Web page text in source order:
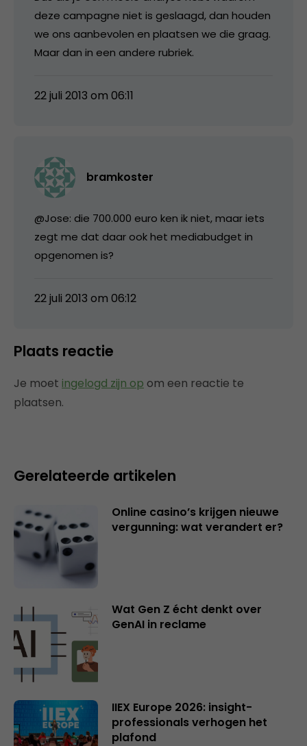
deze campagne niet is geslaagd, dan houden
we ons aanbevolen en plaatsen we die graag.
Maar dan in een andere rubriek.
22 juli 2013 om 06:11
bramkoster
@Jose: die 700.000 euro ken ik niet, maar iets
zegt me dat daar ook het mediabudget in
opgenomen is?
22 juli 2013 om 06:12
Plaats reactie
Je moet ingelogd zijn op om een reactie te
plaatsen.
Gerelateerde artikelen
Online casino’s krijgen nieuwe
vergunning: wat verandert er?
Wat Gen Z écht denkt over
GenAI in reclame
IIEX Europe 2026: insight-
professionals verhogen het
plafond